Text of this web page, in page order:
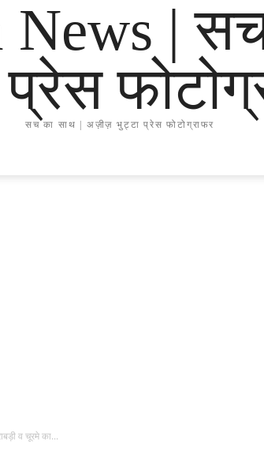
News |
सच का साथ | अज़ीज़ भुट्टा प्रेस फोटोग्राफर
व चूरमे का...